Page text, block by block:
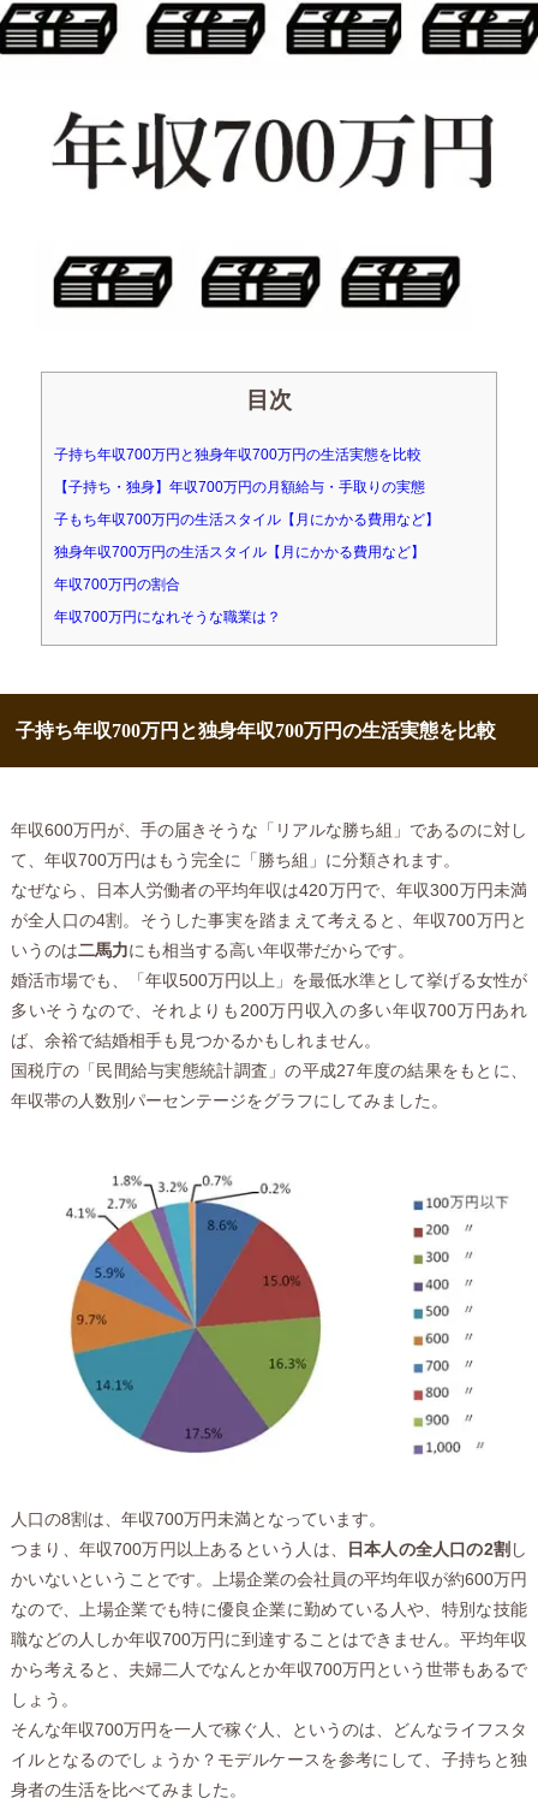
目次
子持ち年収700万円と独身年収700万円の生活実態を比較
【子持ち・独身】年収700万円の月額給与・手取りの実態
子もち年収700万円の生活スタイル【月にかかる費用など】
独身年収700万円の生活スタイル【月にかかる費用など】
年収700万円の割合
年収700万円になれそうな職業は？
子持ち年収700万円と独身年収700万円の生活実態を比較
年収600万円が、手の届きそうな「リアルな勝ち組」であるのに対し
て、年収700万円はもう完全に「勝ち組」に分類されます。
なぜなら、日本人労働者の平均年収は420万円で、年収300万円未満
が全人口の4割。そうした事実を踏まえて考えると、年収700万円と
いうのは二馬力にも相当する高い年収帯だからです。
婚活市場でも、「年収500万円以上」を最低水準として挙げる女性が
多いそうなので、それよりも200万円収入の多い年収700万円あれ
ば、余裕で結婚相手も見つかるかもしれません。
国税庁の「民間給与実態統計調査」の平成27年度の結果をもとに、
年収帯の人数別パーセンテージをグラフにしてみました。
人口の8割は、年収700万円未満となっています。
つまり、年収700万円以上あるという人は、
日本人の全人口の2割 し
かいないということです。上場企業の会社員の平均年収が約600万円
なので、上場企業でも特に優良企業に勤めている人や、特別な技能
職などの人しか年収700万円に到達することはできません。平均年収
から考えると、夫婦二人でなんとか年収700万円という世帯もあるで
しょう。
そんな年収700万円を一人で稼ぐ人、というのは、どんなライフスタ
イルとなるのでしょうか？モデルケースを参考にして、子持ちと独
身者の生活を比べてみました。